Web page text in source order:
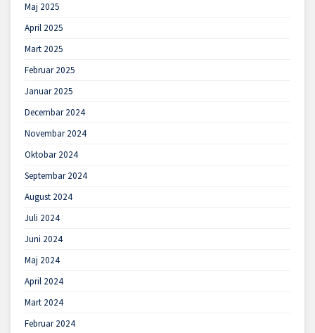
Maj 2025
April 2025
Mart 2025
Februar 2025
Januar 2025
Decembar 2024
Novembar 2024
Oktobar 2024
Septembar 2024
August 2024
Juli 2024
Juni 2024
Maj 2024
April 2024
Mart 2024
Februar 2024